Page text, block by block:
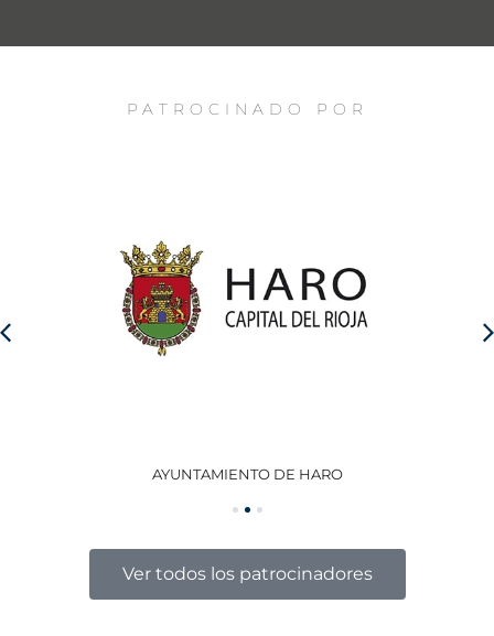
PATROCINADO POR
AYUNTAMIENTO DE HARO
Ver todos los patrocinadores